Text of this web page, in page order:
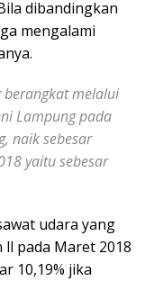
dibandingkan
mengalami
berangkat melalui
Lampung pada
naik sebesar
yaitu sebesar
udara yang
pada Maret 2018
10,19% jika